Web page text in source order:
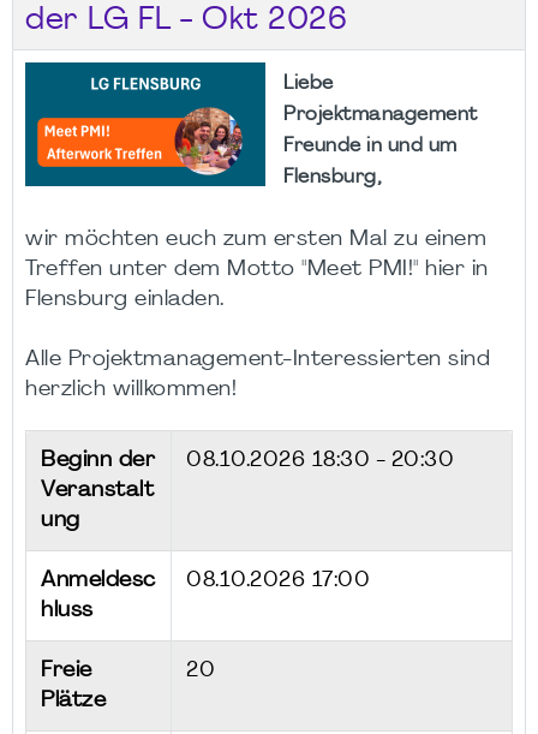
der LG FL - Okt 2026
Liebe
Projektmanagement
Freunde in und um
Flensburg,
wir möchten euch zum ersten Mal zu einem
Treffen unter dem Motto "Meet PMI!" hier in
Flensburg einladen.
Alle Projektmanagement-Interessierten sind
herzlich willkommen!
Beginn der
Veranstalt
ung
08.10.2026 18:30 - 20:30
Anmeldesc
hluss
08.10.2026 17:00
Freie
Plätze
20